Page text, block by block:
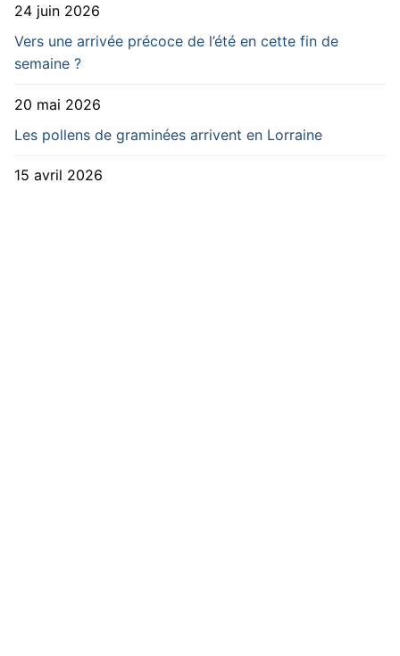
24 juin 2026
Vers une arrivée précoce de l’été en cette fin de
semaine ?
20 mai 2026
Les pollens de graminées arrivent en Lorraine
15 avril 2026